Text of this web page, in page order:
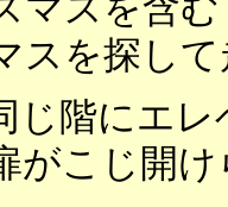
スを含む
スを探し
階にエレ
がこじ開